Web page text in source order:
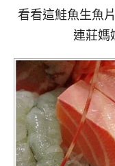
看看這鮭魚生魚
連莊媽